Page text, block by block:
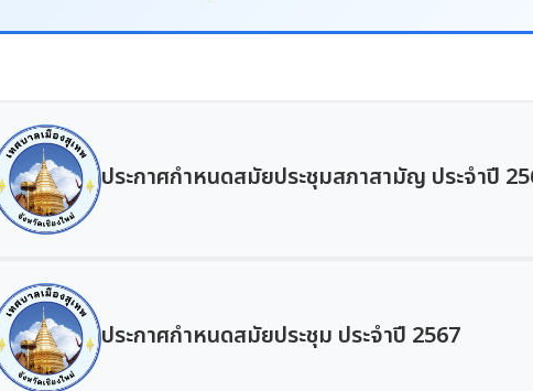
ประกาศกำหนดสมัยประชุมสภาสามัญ ประจำปี
ประกาศกำหนดสมัยประชุม ประจำปี 2567